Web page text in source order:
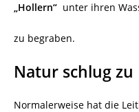
„Hollern“ unter ihren
zu begraben.
Natur schlug zu
Normalerweise hat die